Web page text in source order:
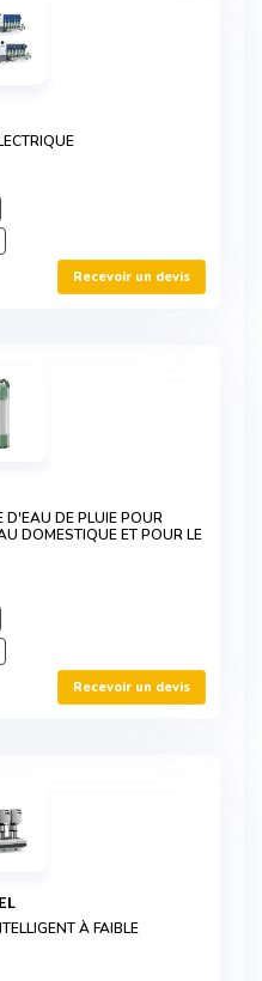
Recevoir un devis
D'EAU DE PLUIE POUR
DOMESTIQUE ET POUR LE
Recevoir un devis
À FAIBLE